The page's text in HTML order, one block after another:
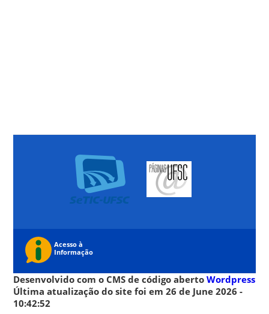
Desenvolvido com o CMS de código abertoWordpress
Última atualização do site foi em 26 de June 2026 -
10:42:52